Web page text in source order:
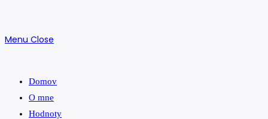
Menu Close
Domov
O mne
Hodnoty